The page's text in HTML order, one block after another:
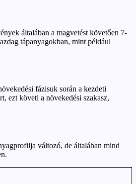
általában a magvetést követően 7-
tápanyagokban, mint például
fázisuk során a kezdeti
ezt követi a növekedési szakasz,
változó, de általában mind